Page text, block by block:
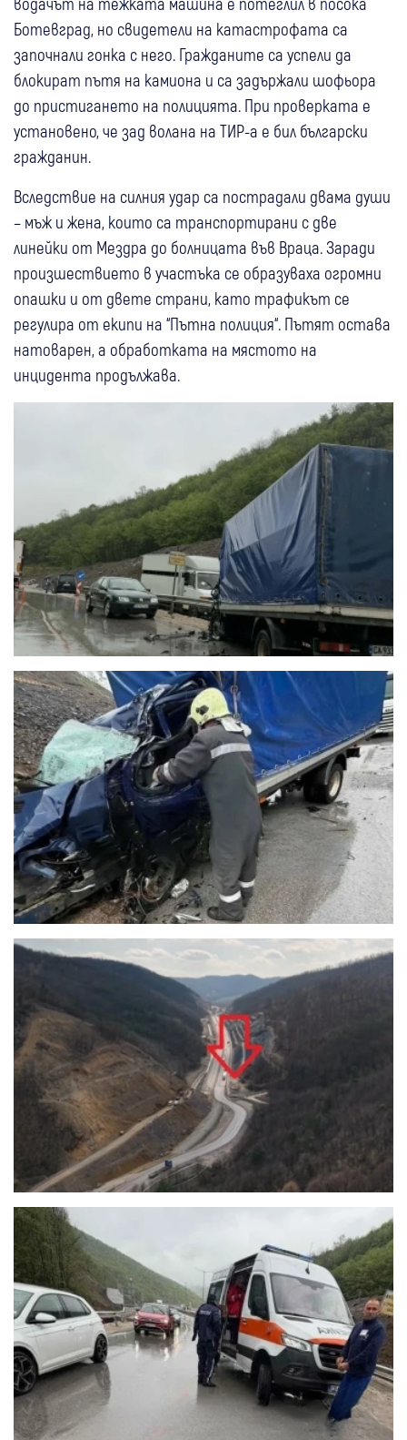
Ботевград, но свидетели на катастрофата са
започнали гонка с него. Гражданите са успели да
блокират пътя на камиона и са задържали шофьора
до пристигането на полицията. При проверката е
установено, че зад волана на ТИР-а е бил български
гражданин.
Вследствие на силния удар са пострадали двама души
– мъж и жена, които са транспортирани с две
линейки от Мездра до болницата във Враца. Заради
произшествието в участъка се образуваха огромни
опашки и от двете страни, като трафикът се
регулира от екипи на “Пътна полиция“. Пътят остава
натоварен, а обработката на мястото на
инцидента продължава.